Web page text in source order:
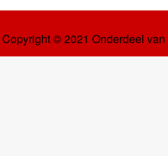
Copyright © 2021 Onderdeel van